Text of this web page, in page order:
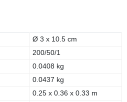
Ø 3 x 10.5 cm
200/50/1
0.0408 kg
0.0437 kg
0.25 x 0.36 x 0.33 m